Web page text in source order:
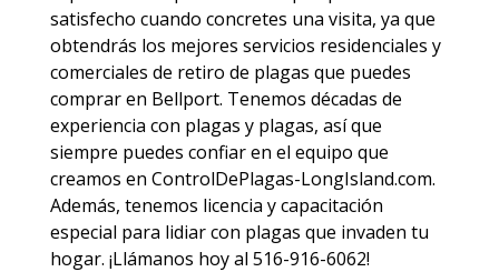
satisfecho cuando concretes una visita, ya que
obtendrás los mejores servicios residenciales y
comerciales de retiro de plagas que puedes
comprar en Bellport. Tenemos décadas de
experiencia con plagas y plagas, así que
siempre puedes confiar en el equipo que
creamos en ControlDePlagas-LongIsland.com.
Además, tenemos licencia y capacitación
especial para lidiar con plagas que invaden tu
hogar. ¡Llámanos hoy al 516-916-6062!